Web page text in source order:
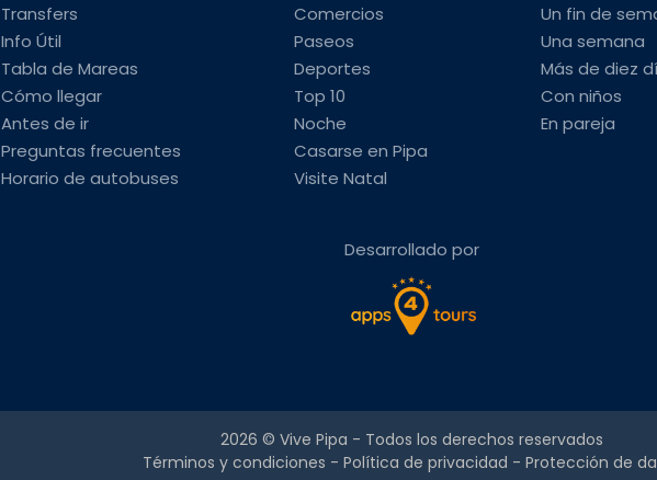
Transfers
Info Útil
Tabla de Mareas
Cómo llegar
Antes de ir
Preguntas frecuentes
Horario de autobuses
Comercios
Paseos
Deportes
Top 10
Noche
Casarse en Pipa
Visite Natal
Un fin de
Una semana
Más de diez
Con niños
En pareja
Desarrollado por
2026 © Vive Pipa - Todos los derechos reservados
Términos y condiciones - Política de privacidad - Protección de